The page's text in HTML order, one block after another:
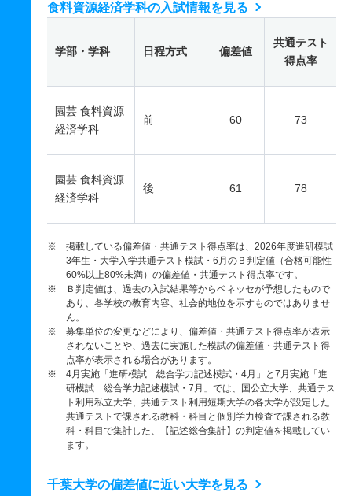
食料資源経済学科の入試情報を見る
学部・学科 日程方式 偏差値
共通テスト
得点率
園芸 食料資源
経済学科
前 60 73
園芸 食料資源
経済学科
後 61 78
※ 掲載している偏差値・共通テスト得点率は、2026年度進研模試
3年生・大学入学共通テスト模試・6月のＢ判定値（合格可能性
60%以上80%未満）の偏差値・共通テスト得点率です。
※ Ｂ判定値は、過去の入試結果等からベネッセが予想したもので
あり、各学校の教育内容、社会的地位を示すものではありませ
ん。
※ 募集単位の変更などにより、偏差値・共通テスト得点率が表示
されないことや、過去に実施した模試の偏差値・共通テスト得
点率が表示される場合があります。
※ 4月実施「進研模試 総合学力記述模試・4月」と7月実施「進
研模試 総合学力記述模試・7月」では、国公立大学、共通テス
ト利用私立大学、共通テスト利用短期大学の各大学が設定した
共通テストで課される教科・科目と個別学力検査で課される教
科・科目で集計した、【記述総合集計】の判定値を掲載してい
ます。
千葉大学の偏差値に近い大学を見る